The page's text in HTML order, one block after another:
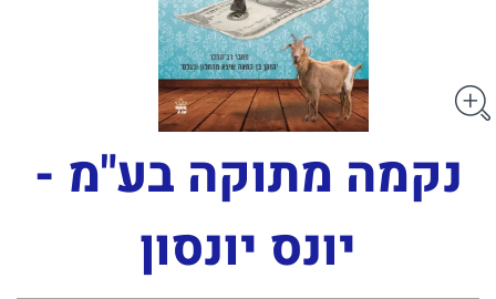
נקמה מתוקה בע"מ -
יונס יונסון